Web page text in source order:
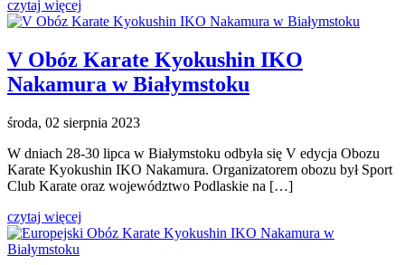
czytaj więcej
V Obóz Karate Kyokushin IKO
Nakamura w Białymstoku
środa, 02 sierpnia 2023
W dniach 28-30 lipca w Białymstoku odbyła się V edycja Obozu
Karate Kyokushin IKO Nakamura. Organizatorem obozu był Sport
Club Karate oraz województwo Podlaskie na […]
czytaj więcej